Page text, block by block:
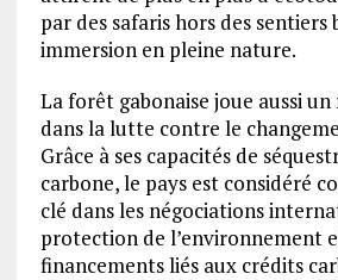
par des safaris hors des
immersion en pleine nature.
La forêt gabonaise joue aussi
dans la lutte contre le
Grâce à ses capacités de
carbone, le pays est considéré
clé dans les négociations
protection de l’environnement
financements liés aux crédits